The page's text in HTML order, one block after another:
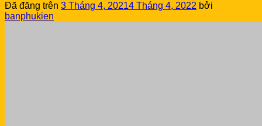
Đã đăng trên 3 Tháng 4, 20214 Tháng 4, 2022 bởi
banphukien